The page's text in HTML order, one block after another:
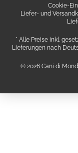
Cookie-
Liefer- und
* Alle Preise inkl.
Lieferungen nach
© 2026 Cani di